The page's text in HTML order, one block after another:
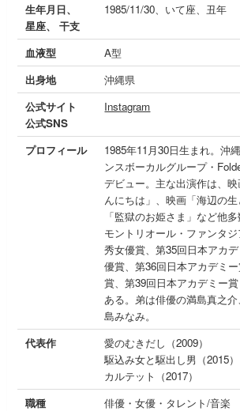
生年月日、
星座、 干支
1985/11/30、いて座、丑年
血液型
A型
出身地
沖縄県
公式サイト
公式SNS
Instagram
プロフィール
1985年11月30日生まれ。沖
ンスボーカルグループ・
デビュー。主な出演作は、
んにちは」、映画「海辺の
「監獄のお姫さま」など他
モントリオール・ファンタ
秀女優賞、第35回日本アカ
優賞、第36回日本アカデミ
賞、第39回日本アカデミー
ある。弟は俳優の満島真之
島みなみ。
代表作
愛のむきだし（2009）
駆込み女と駆出し男（2015）
カルテット（2017）
職種
俳優・女優・タレント/音楽